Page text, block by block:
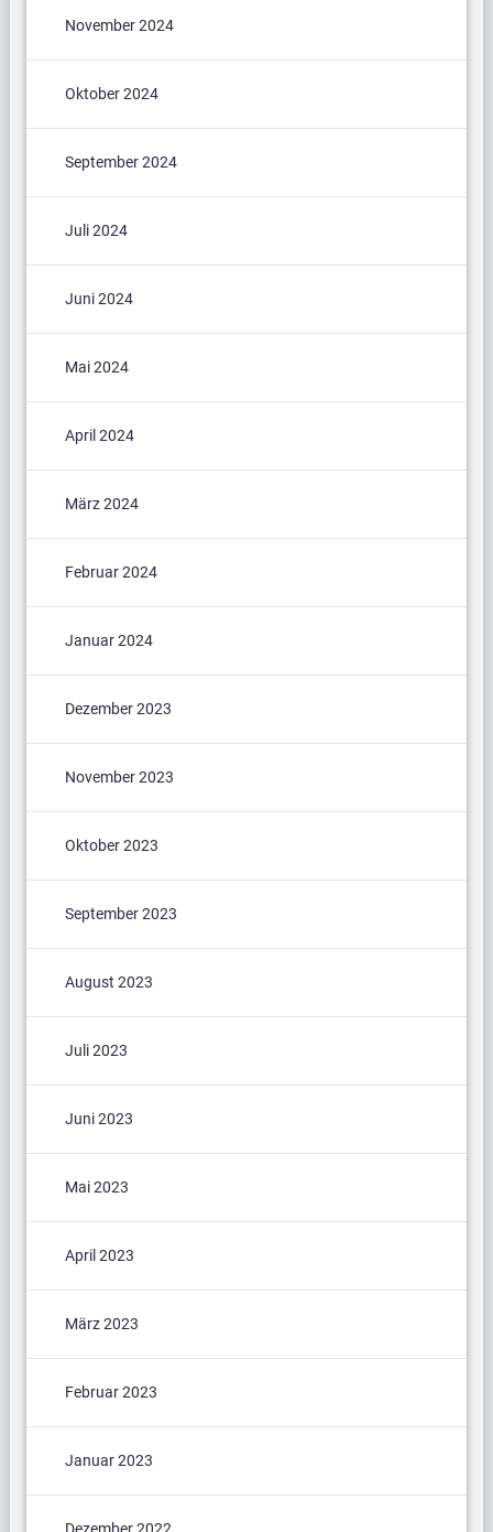
November 2024
Oktober 2024
September 2024
Juli 2024
Juni 2024
Mai 2024
April 2024
März 2024
Februar 2024
Januar 2024
Dezember 2023
November 2023
Oktober 2023
September 2023
August 2023
Juli 2023
Juni 2023
Mai 2023
April 2023
März 2023
Februar 2023
Januar 2023